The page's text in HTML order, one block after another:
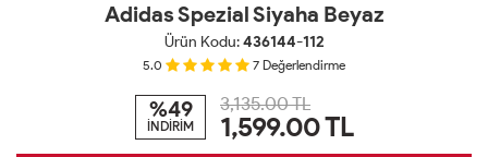
Adidas Spezial Siyaha Beyaz
Ürün Kodu:436144-112
5.0 7 Değerlendirme
%49
İNDİRİM
3,135.00 TL
1,599.00TL